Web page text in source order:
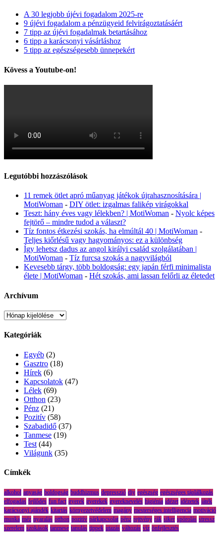
A 30 legjobb újévi fogadalom 2025-re
9 újévi fogadalom a pénzügyeid felvirágoztatásáért
7 tipp az újévi fogadalmak betartásához
6 tipp a karácsonyi vásárláshoz
5 tipp az egészségesebb ünnepekért
Kövess a Youtube-on!
Legutóbbi hozzászólások
11 remek ötlet apró műanyag játékok újrahasznosítására |
MotiWoman - DIY ötlet: izgalmas falikép virágokkal
Teszt: hány éves vagy lélekben? | MotiWoman - Nyolc képes
fejtörő – mindre tudod a választ?
Tíz fontos étkezési szokás, ha elmúltál 40 | MotiWoman -
Teljes kiőrlésű vagy hagyományos: ez a különbség
Így lehetsz dadus az angol királyi család szolgálatában |
MotiWoman - Tíz furcsa szokás a nagyvilágból
Kevesebb tárgy, több boldogság: egy japán férfi minimalista
élete | MotiWoman - Hét szokás, ami lassan felőrli az életedet
Archívum
Archívum
Kategóriák
Egyéb (2)
Gasztro (18)
Hírek (6)
Kapcsolatok (47)
Lélek (69)
Otthon (23)
Pénz (21)
Pozitív (58)
Szabadidő (37)
Tanmese (19)
Test (44)
Világunk (35)
Címkék
alkohol anyaság boldogság buddhizmus depresszió diy egészség egészséges táplálkozás
elfogadás fejlődés fun fact gyerek gyerekek gyereknevelés higiénia idézet idézetek játék
karácsonyi ajándék kitartás környezetvédelem magány mesterséges intelligencia motiváció
munka méz nyaralás otthon pozitív párkapcsolat pénz rejtvény rák siker spórolás stressz
szerelem szokások tanmese tanulás tippek utazás változás víz önfejlesztés